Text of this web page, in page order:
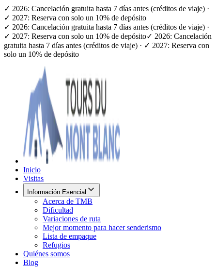
✓ 2026: Cancelación gratuita hasta 7 días antes (créditos de viaje) ·
✓ 2027: Reserva con solo un 10% de depósito
✓ 2026: Cancelación gratuita hasta 7 días antes (créditos de viaje) ·
✓ 2027: Reserva con solo un 10% de depósito✓ 2026: Cancelación
gratuita hasta 7 días antes (créditos de viaje) · ✓ 2027: Reserva con
solo un 10% de depósito
Inicio
Visitas
Información Esencial
Acerca de TMB
Dificultad
Variaciones de ruta
Mejor momento para hacer senderismo
Lista de empaque
Refugios
Quiénes somos
Blog